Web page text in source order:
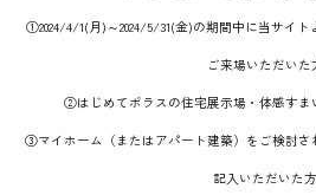
①2024/4/1(月)～2024/5/31(金)の期間中に当サイ
ご来場いただいた
②はじめてポラスの住宅展示場・体感すま
③マイホーム（またはアパート建築）をご検討さ
記入いただいた方